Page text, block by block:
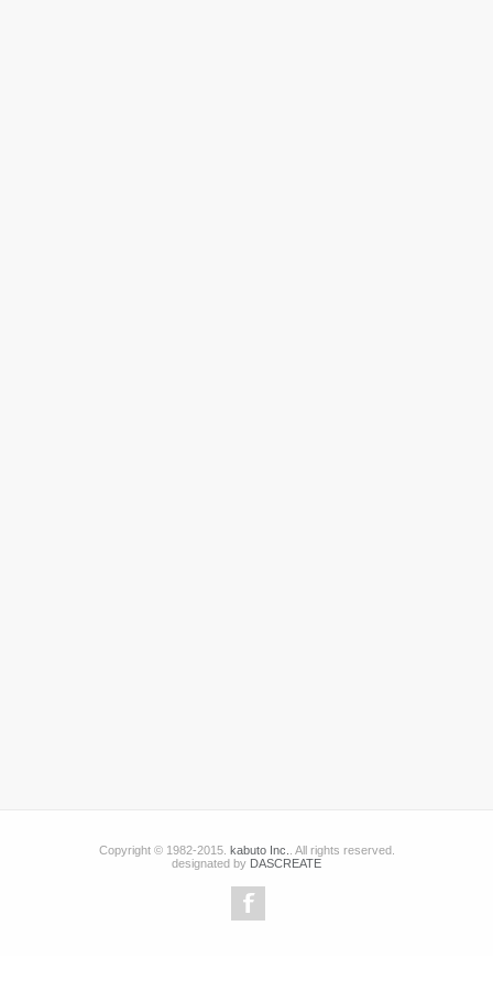
Copyright © 1982-2015. kabuto Inc.
. All rights reserved.
designated by DASCREATE